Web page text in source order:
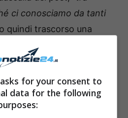
ci conosciamo da tanti
quindi trascorso una
quel momento
sui social
. Il post ha
numerosissimi
parte dei followers, che
for your consent to
data for the following